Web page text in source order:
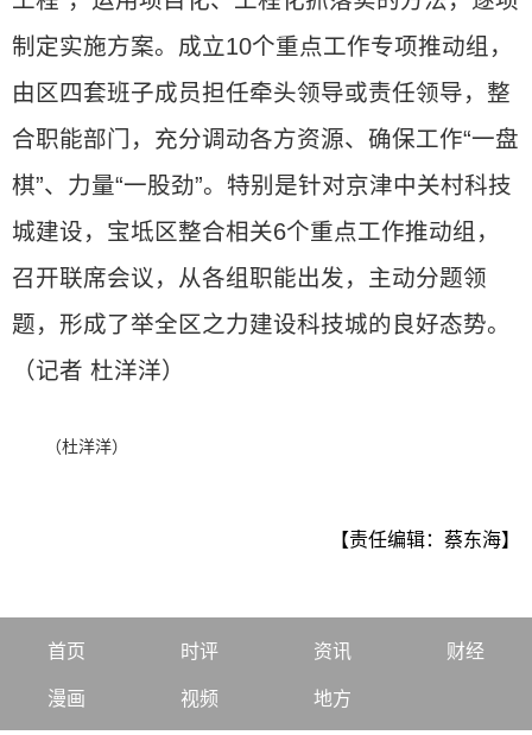
制定实施方案。成立10个重点工作专项推动组，
由区四套班子成员担任牵头领导或责任领导，整
合职能部门，充分调动各方资源、确保工作“一盘
棋”、力量“一股劲”。特别是针对京津中关村科技
城建设，宝坻区整合相关6个重点工作推动组，
召开联席会议，从各组职能出发，主动分题领
题，形成了举全区之力建设科技城的良好态势。
（记者 杜洋洋）
（杜洋洋）
【责任编辑：蔡东海】
首页 时评 资讯 财经
漫画 视频 地方